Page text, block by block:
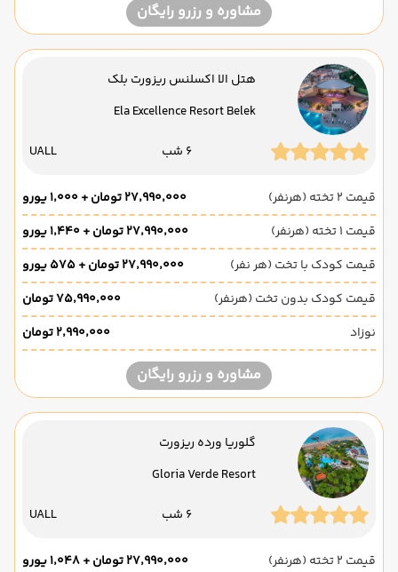
مشاوره و رزرو رایگان
هتل الا اکسلنس ریزورت بلک
Ela Excellence Resort Belek
6 شب UALL
قیمت 2 تخته (هرنفر)
۲۷٬۹۹۰٬۰۰۰ تومان + ۱٬۰۰۰ یورو
قیمت 1 تخته (هرنفر)
۲۷٬۹۹۰٬۰۰۰ تومان + ۱٬۴۴۰ یورو
قیمت کودک با تخت (هر نفر)
۲۷٬۹۹۰٬۰۰۰ تومان + ۵۷۵ یورو
قیمت کودک بدون تخت (هرنفر)
۷۵٬۹۹۰٬۰۰۰ تومان
نوزاد
۲٬۹۹۰٬۰۰۰ تومان
مشاوره و رزرو رایگان
گلوریا ورده ریزورت
Gloria Verde Resort
6 شب UALL
قیمت 2 تخته (هرنفر)
۲۷٬۹۹۰٬۰۰۰ تومان + ۱٬۰۴۸ یورو